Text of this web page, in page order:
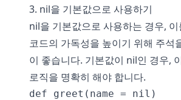
3. nil을 기본값으로 사용하기
nil을 기본값으로 사용하는 경우,
코드의 가독성을 높이기 위해 주석
이 좋습니다. 기본값이 nil인 경우,
로직을 명확히 해야 합니다.
def greet(name = nil)